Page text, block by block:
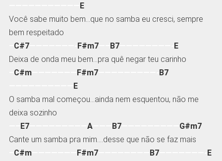
E
Você sabe muito bem…que no samba eu cresci, sempre
bem respeitado
C#7———————- F#m7—– B7————————- E
Deixa de onda meu bem…pra quê negar teu carinho
C#m——————— F#m7—————————- B7
E
O samba mal começou…ainda nem esquentou, não me
deixa sozinho
E7————————— A——— B7————————— G#m7
Cante um samba pra mim….desse que não se faz mais
C#m——————— F#m7———————— B7———————- E